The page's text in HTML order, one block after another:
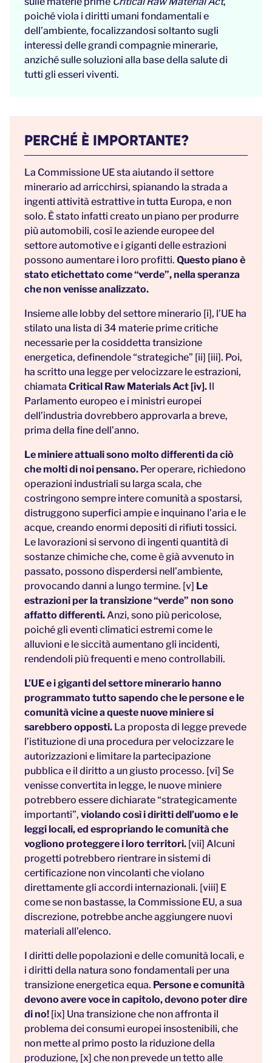
poiché viola i diritti umani fondamentali e
dell’ambiente, focalizzandosi soltanto sugli
interessi delle grandi compagnie minerarie,
anziché sulle soluzioni alla base della salute di
tutti gli esseri viventi.
PERCHÉ È IMPORTANTE?
La Commissione UE sta aiutando il settore
minerario ad arricchirsi, spianando la strada a
ingenti attività estrattive in tutta Europa, e non
solo. È stato infatti creato un piano per produrre
più automobili, così le aziende europee del
settore automotive e i giganti delle estrazioni
possono aumentare i loro profitti. Questo piano è
stato etichettato come “verde”, nella speranza
che non venisse analizzato.
Insieme alle lobby del settore minerario [i], l’UE ha
stilato una lista di 34 materie prime critiche
necessarie per la cosiddetta transizione
energetica, definendole “strategiche” [ii] [iii]. Poi,
ha scritto una legge per velocizzare le estrazioni,
chiamata Critical Raw Materials Act [iv]. Il
Parlamento europeo e i ministri europei
dell’industria dovrebbero approvarla a breve,
prima della fine dell’anno.
Le miniere attuali sono molto differenti da ciò
che molti di noi pensano. Per operare, richiedono
operazioni industriali su larga scala, che
costringono sempre intere comunità a spostarsi,
distruggono superfici ampie e inquinano l’aria e le
acque, creando enormi depositi di rifiuti tossici.
Le lavorazioni si servono di ingenti quantità di
sostanze chimiche che, come è già avvenuto in
passato, possono disperdersi nell’ambiente,
provocando danni a lungo termine. [v] Le
estrazioni per la transizione “verde” non sono
affatto differenti.Anzi, sono più pericolose,
poiché gli eventi climatici estremi come le
alluvioni e le siccità aumentano gli incidenti,
rendendoli più frequenti e meno controllabili.
L’UE e i giganti del settore minerario hanno
programmato tutto sapendo che le persone e le
comunità vicine a queste nuove miniere si
sarebbero opposti. La proposta di legge prevede
l’istituzione di una procedura per velocizzare le
autorizzazioni e limitare la partecipazione
pubblica e il diritto a un giusto processo. [vi] Se
venisse convertita in legge, le nuove miniere
potrebbero essere dichiarate “strategicamente
importanti”, violando così i diritti dell’uomo e le
leggi locali, ed espropriando le comunità che
vogliono proteggere i loro territori. [vii] Alcuni
progetti potrebbero rientrare in sistemi di
certificazione non vincolanti che violano
direttamente gli accordi internazionali. [viii] E
come se non bastasse, la Commissione EU, a sua
discrezione, potrebbe anche aggiungere nuovi
materiali all’elenco.
I diritti delle popolazioni e delle comunità locali, e
i diritti della natura sono fondamentali per una
transizione energetica equa. Persone e comunità
devono avere voce in capitolo, devono poter dire
di no! [ix] Una transizione che non affronta il
problema dei consumi europei insostenibili, che
non mette al primo posto la riduzione della
produzione, [x] che non prevede un tetto alle